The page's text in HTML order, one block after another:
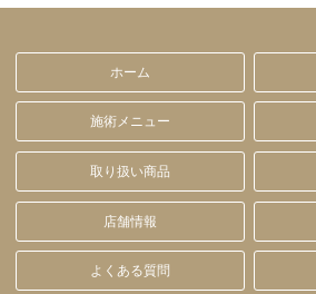
ホーム
施術メニュー
取り扱い商品
店舗情報
よくある質問